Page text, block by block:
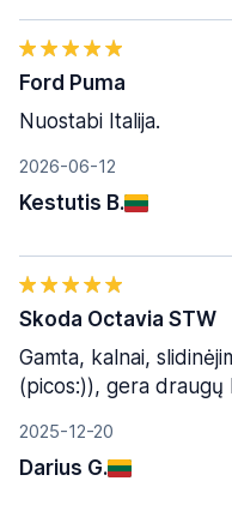
2026-06-12
Kestutis B.
Ford Puma
Nuostabi Italija.
2025-12-20
Darius G.
Skoda Octavia STW
Gamta, kalnai,
(picos:)), gera draugų